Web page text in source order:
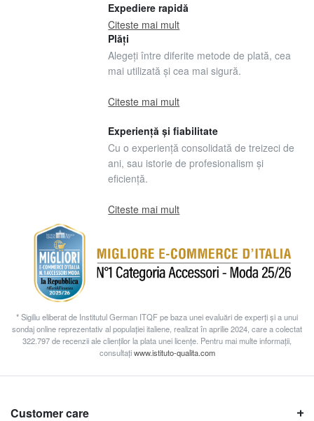
Expediere rapidă
Citeste mai mult
Plăți
Alegeți între diferite metode de plată, cea
mai utilizată și cea mai sigură.
Citeste mai mult
Experiență și fiabilitate
Cu o experiență consolidată de treizeci de
ani, sau istorie de profesionalism și
eficiență.
Citeste mai mult
* Sigiliu eliberat de Institutul German ITQF pe baza unei evaluări de experți și a unui
sondaj online reprezentativ al populației italiene, realizat în aprilie 2024, care a colectat
322.797 de recenzii ale clienților la plata unei licențe. Pentru mai multe informații,
consultațiwww.istituto-qualita.com
Customer care